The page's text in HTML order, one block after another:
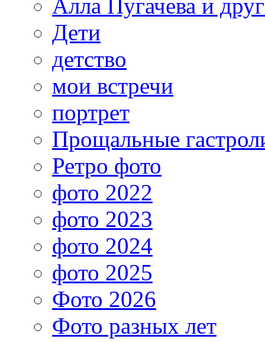
Алла Пугачева и
Дети
детство
мои встречи
портрет
Прощальные
Ретро фото
фото 2022
фото 2023
фото 2024
фото 2025
Фото 2026
Фото разных лет